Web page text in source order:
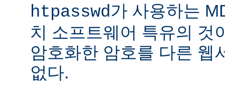
htpasswd가 사용하는
치 소프트웨어 특유의 것
암호화한 암호를 다른 웹
없다.